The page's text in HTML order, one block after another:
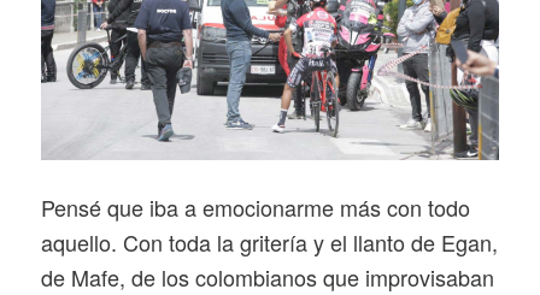
Pensé que iba a emocionarme más con todo
aquello. Con toda la gritería y el llanto de Egan,
de Mafe, de los colombianos que improvisaban